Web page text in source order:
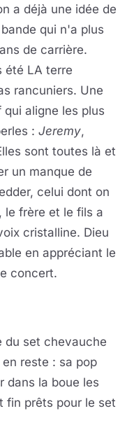
a déjà une idée de
qui n'a plus
de carrière.
été LA terre
rancuniers. Une
aligne les plus
: Jeremy,
sont toutes là et
un manque de
celui dont on
le frère et le fils a
cristalline. Dieu
en appréciant le
concert.
du set chevauche
en reste : sa pop
dans la boue les
fin prêts pour le set